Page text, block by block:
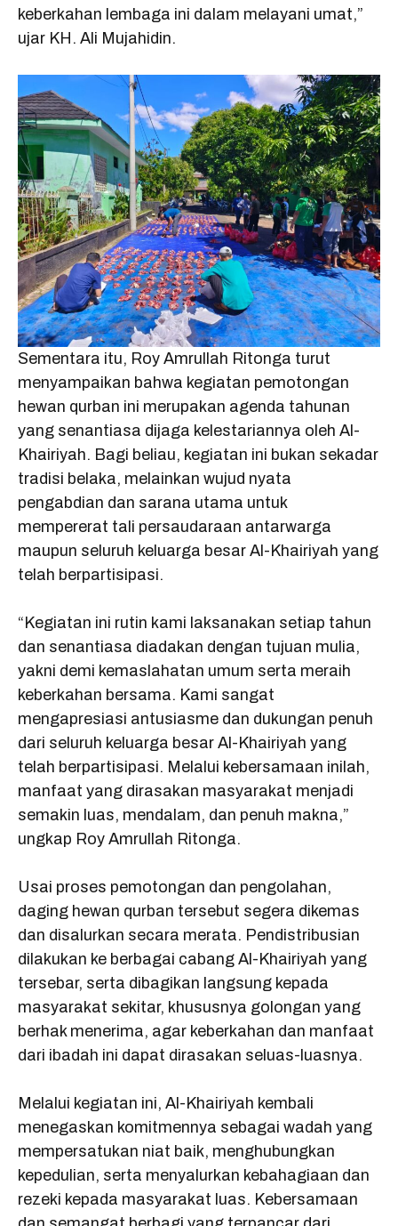
keberkahan lembaga ini dalam melayani umat,”
ujar KH. Ali Mujahidin.
Sementara itu, Roy Amrullah Ritonga turut
menyampaikan bahwa kegiatan pemotongan
hewan qurban ini merupakan agenda tahunan
yang senantiasa dijaga kelestariannya oleh Al-
Khairiyah. Bagi beliau, kegiatan ini bukan sekadar
tradisi belaka, melainkan wujud nyata
pengabdian dan sarana utama untuk
mempererat tali persaudaraan antarwarga
maupun seluruh keluarga besar Al-Khairiyah yang
telah berpartisipasi.
“Kegiatan ini rutin kami laksanakan setiap tahun
dan senantiasa diadakan dengan tujuan mulia,
yakni demi kemaslahatan umum serta meraih
keberkahan bersama. Kami sangat
mengapresiasi antusiasme dan dukungan penuh
dari seluruh keluarga besar Al-Khairiyah yang
telah berpartisipasi. Melalui kebersamaan inilah,
manfaat yang dirasakan masyarakat menjadi
semakin luas, mendalam, dan penuh makna,”
ungkap Roy Amrullah Ritonga.
Usai proses pemotongan dan pengolahan,
daging hewan qurban tersebut segera dikemas
dan disalurkan secara merata. Pendistribusian
dilakukan ke berbagai cabang Al-Khairiyah yang
tersebar, serta dibagikan langsung kepada
masyarakat sekitar, khususnya golongan yang
berhak menerima, agar keberkahan dan manfaat
dari ibadah ini dapat dirasakan seluas-luasnya.
Melalui kegiatan ini, Al-Khairiyah kembali
menegaskan komitmennya sebagai wadah yang
mempersatukan niat baik, menghubungkan
kepedulian, serta menyalurkan kebahagiaan dan
rezeki kepada masyarakat luas. Kebersamaan